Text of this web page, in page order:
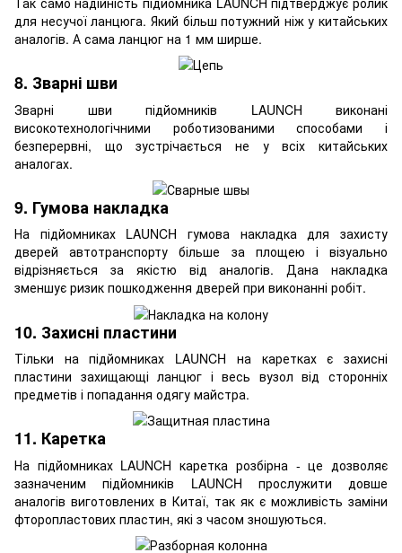
для несучої ланцюга. Який більш потужний ніж у китайських
аналогів. А сама ланцюг на 1 мм ширше.
8. Зварні шви
Зварні шви підйомників LAUNCH виконані
високотехнологічними роботизованими способами і
безперервні, що зустрічається не у всіх китайських
аналогах.
9. Гумова накладка
На підйомниках LAUNCH гумова накладка для захисту
дверей автотранспорту більше за площею і візуально
відрізняється за якістю від аналогів. Дана накладка
зменшує ризик пошкодження дверей при виконанні робіт.
10. Захисні пластини
Тільки на підйомниках LAUNCH на каретках є захисні
пластини захищающі ланцюг і весь вузол від сторонніх
предметів і попадання одягу майстра.
11. Каретка
На підйомниках LAUNCH каретка розбірна - це дозволяє
зазначеним підйомників LAUNCH прослужити довше
аналогів виготовлених в Китаї, так як є можливість заміни
фторопластових пластин, які з часом зношуються.